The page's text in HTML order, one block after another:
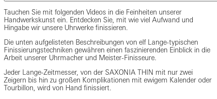
Tauchen Sie mit folgenden Videos in die Feinheiten unserer
Handwerkskunst ein. Entdecken Sie, mit wie viel Aufwand und
Hingabe wir unsere Uhrwerke finissieren.
Die unten aufgelisteten Beschreibungen von elf Lange-typischen
Finissierungstechniken gewähren einen faszinierenden Einblick in die
Arbeit unserer Uhrmacher und Meister-Finisseure.
Jeder Lange-Zeitmesser, von der SAXONIA THIN mit nur zwei
Zeigern bis hin zu großen Komplikationen mit ewigem Kalender oder
Tourbillon, wird von Hand finissiert.